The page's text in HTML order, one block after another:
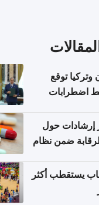
وتركيا توقع
اضطرابات
إرشادات حول
للرقابة ضمن نظام
يستقطب أكثر